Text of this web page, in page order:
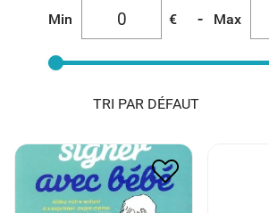
Min € - Max
AVEC BEBE
14.00€ 7.00€